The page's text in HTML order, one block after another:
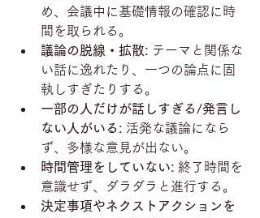
め、会議中に基礎情報の確認に時
間を取られる。
議論の脱線・拡散: テーマと関係な
い話に逸れたり、一つの論点に固
執しすぎたりする。
一部の人だけが話しすぎる/発言し
ない人がいる: 活発な議論になら
ず、多様な意見が出ない。
時間管理をしていない: 終了時間を
意識せず、ダラダラと進行する。
決定事項やネクストアクションを